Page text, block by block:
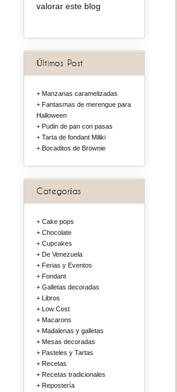
valorar este blog
Últimos Post
Manzanas caramelizadas
Fantasmas de merengue para
Halloween
Pudin de pan con pasas
Tarta de fondant Miliki
Bocaditos de Brownie
Categorías
Cake pops
Chocolate
Cupcakes
De Venezuela
Ferias y Eventos
Fondant
Galletas decoradas
Libros
Low Cost
Macarons
Madalenas y galletas
Mesas decoradas
Pasteles y Tartas
Recetas
Recetas tradicionales
Repostería